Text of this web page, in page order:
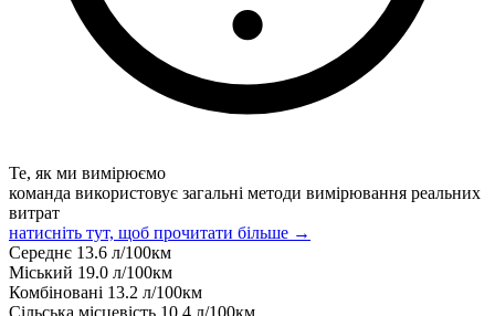
Те, як ми вимірюємо
команда використовує загальні методи вимірювання реальних
витрат
натисніть тут, щоб прочитати більше →
Середнє 13.6 л/100км
Міський 19.0 л/100км
Комбіновані 13.2 л/100км
Сільська місцевість 10.4 л/100км